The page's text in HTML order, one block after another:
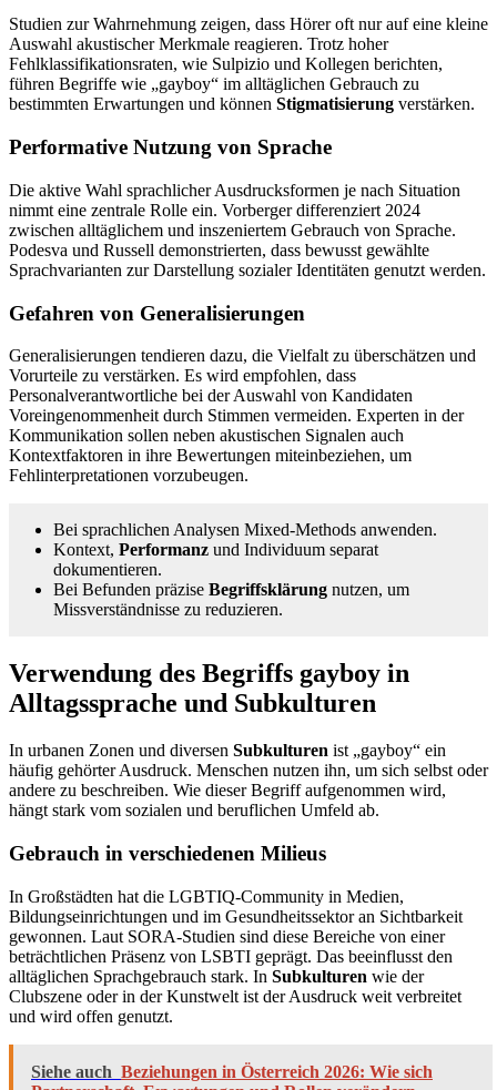
Studien zur Wahrnehmung zeigen, dass Hörer oft nur auf eine kleine
Auswahl akustischer Merkmale reagieren. Trotz hoher
Fehlklassifikationsraten, wie Sulpizio und Kollegen berichten,
führen Begriffe wie „gayboy“ im alltäglichen Gebrauch zu
bestimmten Erwartungen und können Stigmatisierung verstärken.
Performative Nutzung von Sprache
Die aktive Wahl sprachlicher Ausdrucksformen je nach Situation
nimmt eine zentrale Rolle ein. Vorberger differenziert 2024
zwischen alltäglichem und inszeniertem Gebrauch von Sprache.
Podesva und Russell demonstrierten, dass bewusst gewählte
Sprachvarianten zur Darstellung sozialer Identitäten genutzt werden.
Gefahren von Generalisierungen
Generalisierungen tendieren dazu, die Vielfalt zu überschätzen und
Vorurteile zu verstärken. Es wird empfohlen, dass
Personalverantwortliche bei der Auswahl von Kandidaten
Voreingenommenheit durch Stimmen vermeiden. Experten in der
Kommunikation sollen neben akustischen Signalen auch
Kontextfaktoren in ihre Bewertungen miteinbeziehen, um
Fehlinterpretationen vorzubeugen.
Bei sprachlichen Analysen Mixed‑Methods anwenden.
Kontext, Performanz und Individuum separat
dokumentieren.
Bei Befunden präzise Begriffsklärung nutzen, um
Missverständnisse zu reduzieren.
Verwendung des Begriffs gayboy in
Alltagssprache und Subkulturen
In urbanen Zonen und diversen Subkulturen ist „gayboy“ ein
häufig gehörter Ausdruck. Menschen nutzen ihn, um sich selbst oder
andere zu beschreiben. Wie dieser Begriff aufgenommen wird,
hängt stark vom sozialen und beruflichen Umfeld ab.
Gebrauch in verschiedenen Milieus
In Großstädten hat die LGBTIQ-Community in Medien,
Bildungseinrichtungen und im Gesundheitssektor an Sichtbarkeit
gewonnen. Laut SORA-Studien sind diese Bereiche von einer
beträchtlichen Präsenz von LSBTI geprägt. Das beeinflusst den
alltäglichen Sprachgebrauch stark. In Subkulturen wie der
Clubszene oder in der Kunstwelt ist der Ausdruck weit verbreitet
und wird offen genutzt.
Siehe auch Beziehungen in Österreich 2026: Wie sich